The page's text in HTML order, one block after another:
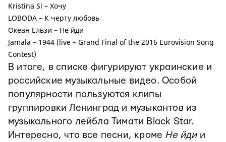
Kristina Si – Хочу
LOBODA – К черту любовь
Океан Ельзи – Не йди
Jamala – 1944 (live – Grand Final of the 2016 Eurovision Song
Contest)
В итоге, в списке фигурируют украинские и
российские музыкальные видео. Особой
популярности пользуются клипы
группировки Ленинград и музыкантов из
музыкального лейбла Тимати Black Star.
Интересно, что все песни, кроме Не йдии